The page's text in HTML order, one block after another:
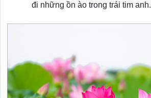
đi những ồn ào trong trái tim anh.